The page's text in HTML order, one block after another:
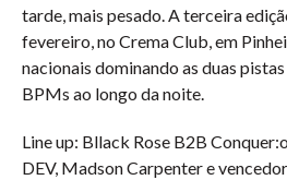
tarde, mais pesado. A terceira
fevereiro, no Crema Club, em
nacionais dominando as duas
BPMs ao longo da noite.
Line up: Bllack Rose B2B
DEV, Madson Carpenter e